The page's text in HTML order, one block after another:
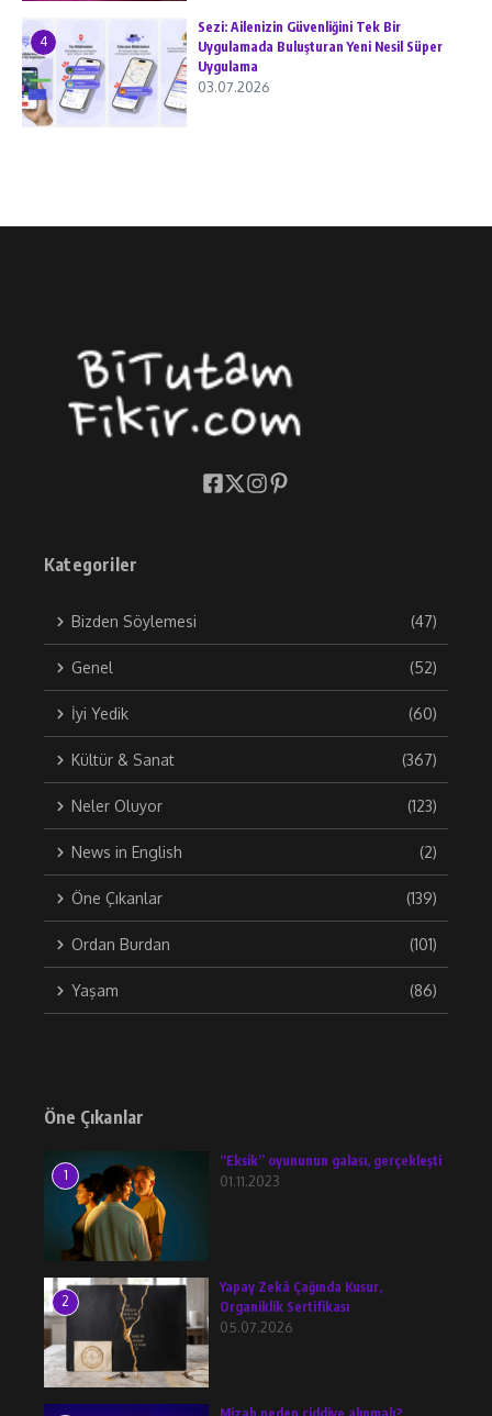
4
Sezi: Ailenizin Güvenliğini Tek Bir
Uygulamada Buluşturan Yeni Nesil Süper
Uygulama
03.07.2026
Kategoriler
Bizden Söylemesi (47)
Genel (52)
İyi Yedik (60)
Kültür & Sanat (367)
Neler Oluyor (123)
News in English (2)
Öne Çıkanlar (139)
Ordan Burdan (101)
Yaşam (86)
Öne Çıkanlar
1
“Eksik” oyununun galası, gerçekleşti
01.11.2023
2
Yapay Zekâ Çağında Kusur,
Organiklik Sertifikası
05.07.2026